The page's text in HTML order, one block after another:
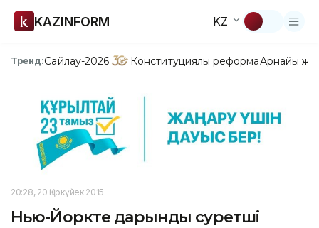
KAZINFORM KZ
Тренд:Сайлау-2026 Конституциялық реформаАрнайы
20:28, 20 Қыркүйек 2015
Нью-Йоркте дарынды суретші